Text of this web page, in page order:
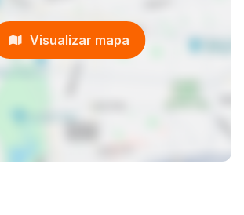
Visualizar mapa